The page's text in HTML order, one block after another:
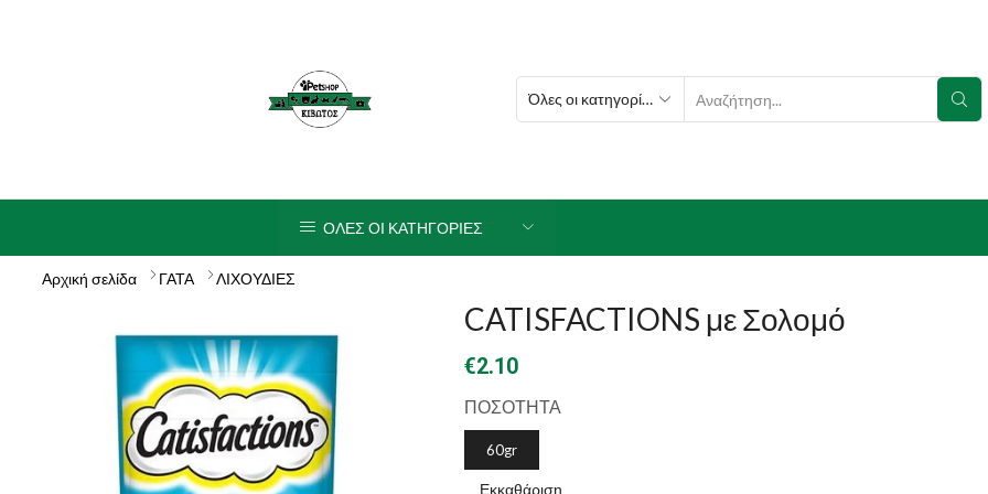
SEARCH
ΟΛΕΣ ΟΙ ΚΑΤΗΓΟΡΙΕΣ
Αρχική σελίδα ΓΑΤΑ ΛΙΧΟΥΔΙΕΣ
CATISFACTIONS με Σολομό
€2.10
ΠΟΣΟΤΗΤΑ
60gr
Εκκαθάριση